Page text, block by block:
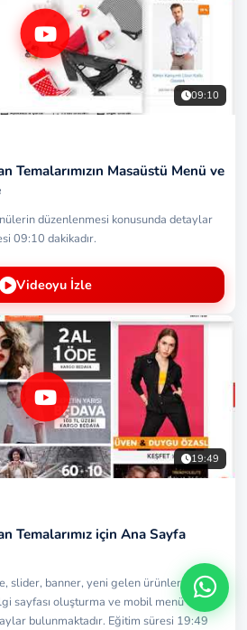
09:10
Temalarımızın Masaüstü Menü ve
düzenlenmesi konusunda detaylar
09:10 dakikadır.
Videoyu İzle
19:49
Temalarımız için Ana Sayfa
slider, banner, yeni gelen ürünler, fırsat
sayfası oluşturma ve mobil menü
bulunmaktadır. Eğitim süresi 19:49